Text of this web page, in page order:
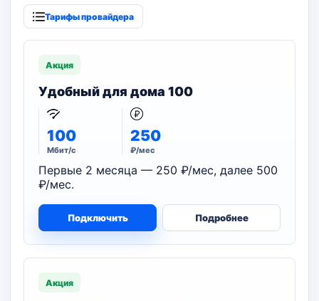
Тарифы провайдера
Акция
Удобный для дома 100
100
Мбит/с
250
₽/мес
Первые 2 месяца — 250 ₽/мес, далее 500
₽/мес.
Подключить Подробнее
Акция